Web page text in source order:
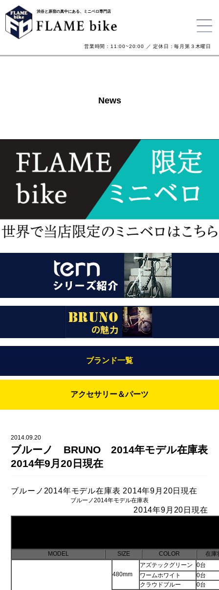
渋谷と原宿の真中にある、ミニベロ専門店
営業時間：11:00~20:00 ／ 定休日：毎月第３木曜日
News
ブランド一覧
Bianchi（ビアンキ）
BRUNO(ブルーノ)
DAHON（ダホーン）
FLAMEbike限定車
GIOS（ジオス）
KUWAHARA（クワハラ）
PASHLEY（パシュレー）
アクセサリー＆パーツ
knog（ノグ）
option & parts
マルイのかわいいキャップ
2014.09.20
ブルーノ BRUNO 2014年モデル在庫表
2014年9月20日現在
ブルーノ2014年モデル在庫表 2014年9月20日現在
ブルーノ2014年モデル在庫表
2014年9月20日現在
MODEL SIZE COLOR 在庫
480mm
アズテックグリーン
0台
ワームホワイト
0台
クラウドブルー
0台